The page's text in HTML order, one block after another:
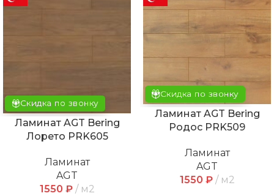
Скидка по звонку
Ламинат AGT Bering
Лорето PRK605
Ламинат
AGT
1550 ₽ м2
Скидка по звонку
Ламинат AGT Bering
Родос PRK509
Ламинат
AGT
1550 ₽ м2